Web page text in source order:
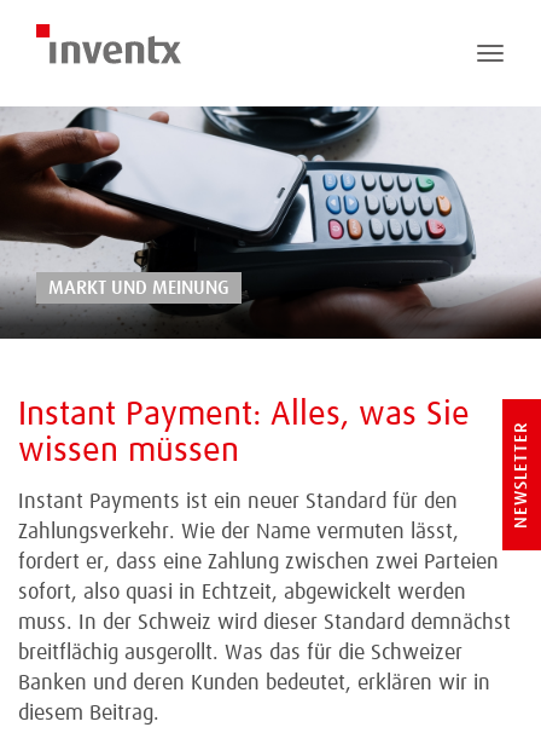
Toggle
MARKT UND MEINUNG
Instant Payment: Alles, was Sie
wissen müssen
Instant Payments ist ein neuer Standard für den
Zahlungsverkehr. Wie der Name vermuten lässt,
fordert er, dass eine Zahlung zwischen zwei Parteien
sofort, also quasi in Echtzeit, abgewickelt werden
muss. In der Schweiz wird dieser Standard demnächst
breitflächig ausgerollt. Was das für die Schweizer
Banken und deren Kunden bedeutet, erklären wir in
diesem Beitrag.
NEWSLETTER